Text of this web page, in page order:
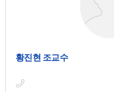
황진현 조교수